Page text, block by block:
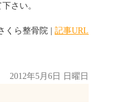
さい。
くら整骨院 | 記事URL
2012年5月6日 日曜日